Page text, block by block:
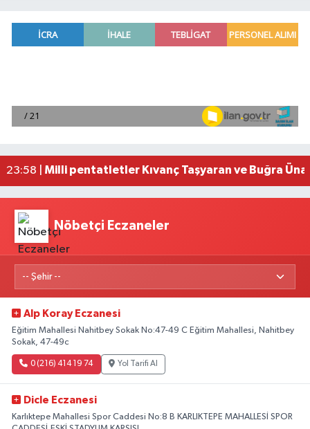
00:05 |
Adana'da silahlı saldırıda 3 kişi yaralandı
01:06 |
Adana'da helikopter destekli 'huzur ve güven'
Nöbetçi Eczaneler
Alp Koray Eczanesi
Eğitim Mahallesi Nahitbey Sokak No:47-49 C Eğitim Mahallesi, Nahitbey
Sokak, 47-49c
0 (216) 414 19 74 Yol Tarifi Al
Dicle Eczanesi
Karlıktepe Mahallesi Spor Caddesi No:8 B KARLIKTEPE MAHALLESİ SPOR